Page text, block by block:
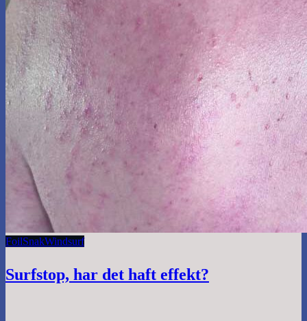
FoilSnakWindsurf
Surfstop, har det haft effekt?